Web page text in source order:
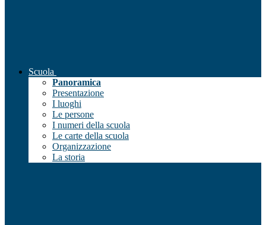
Scuola
Panoramica
Presentazione
I luoghi
Le persone
I numeri della scuola
Le carte della scuola
Organizzazione
La storia